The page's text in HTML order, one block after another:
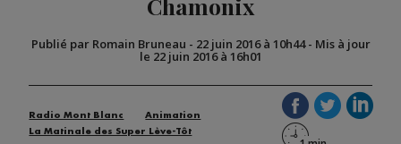
Publié par Romain Bruneau - 22 juin 2016 à 10h44- Mis à jour
le 22 juin 2016 à 16h01
Radio Mont Blanc
Animation
La Matinale des Super Lève-Tôt